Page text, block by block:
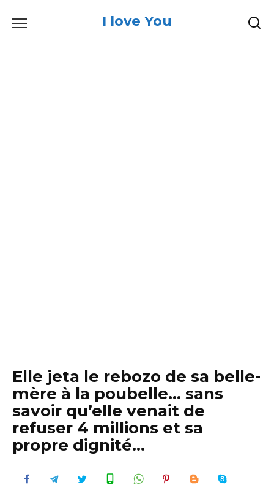
I love You
Elle jeta le rebozo de sa belle-
mère à la poubelle… sans
savoir qu’elle venait de
refuser 4 millions et sa
propre dignité…